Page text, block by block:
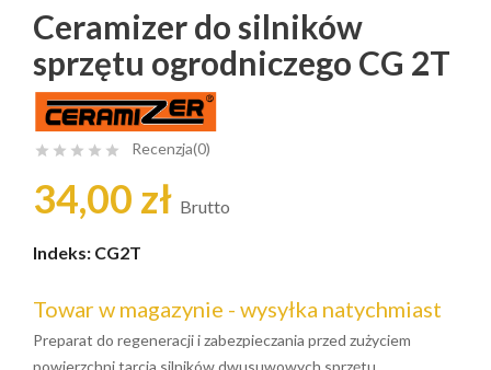
Ceramizer do silników
sprzętu ogrodniczego CG 2T
     Recenzja(0)
34,00 zł Brutto
Indeks: CG2T
Towar w magazynie - wysyłka natychmiast
Preparat do regeneracji i zabezpieczania przed zużyciem